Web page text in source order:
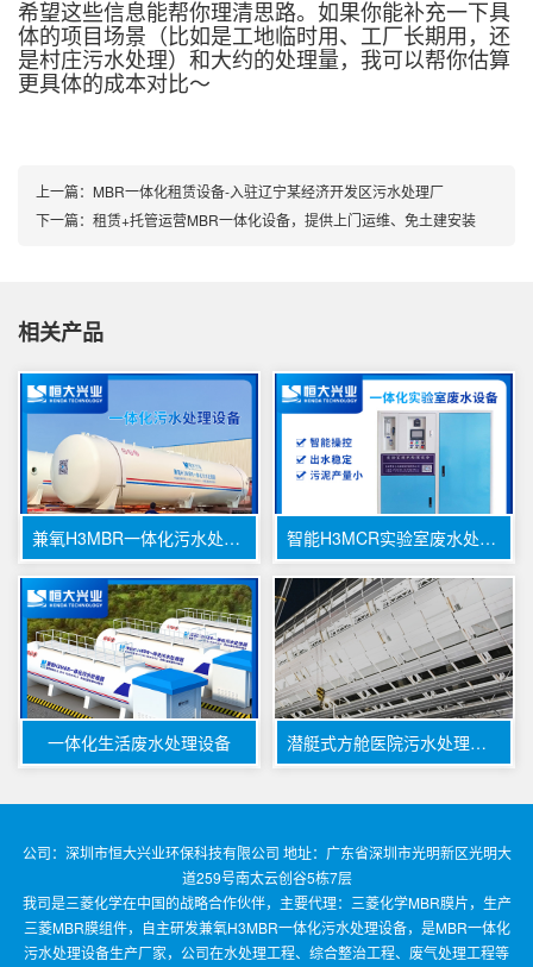
希望这些信息能帮你理清思路。如果你能补充一下具
体的项目场景（比如是工地临时用、工厂长期用，还
是村庄污水处理）和大约的处理量，我可以帮你估算
更具体的成本对比～
上一篇： MBR一体化租赁设备-入驻辽宁某经济开发区污水处理厂
下一篇： 租赁+托管运营MBR一体化设备，提供上门运维、免土建安装
相关产品
兼氧H3MBR一体化污水处理器 智能H3MCR实验室废水处理设备
一体化生活废水处理设备 潜艇式方舱医院污水处理设备
公司：深圳市恒大兴业环保科技有限公司 地址：广东省深圳市光明新区光明大
道259号南太云创谷5栋7层
我司是三菱化学在中国的战略合作伙伴，主要代理：三菱化学MBR膜片，生产
三菱MBR膜组件，自主研发兼氧H3MBR一体化污水处理设备，是MBR一体化
污水处理设备生产厂家，公司在水处理工程、综合整治工程、废气处理工程等